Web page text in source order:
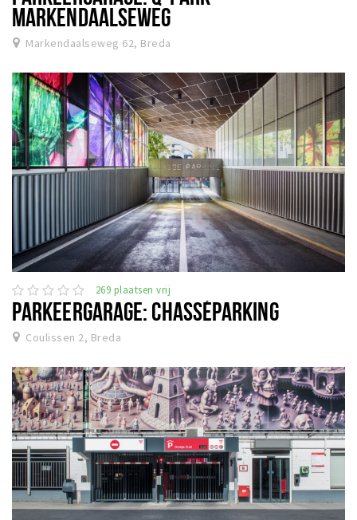
MARKENDAALSEWEG
Markendaalseweg 62, Breda
269 plaatsen vrij
PARKEERGARAGE: CHASSÉPARKING
Coulissen 2, Breda